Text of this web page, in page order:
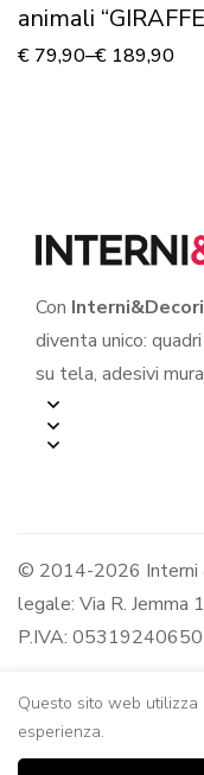
animali “GIRAFFE
NELLA SAVANA”
€ 79,90–€ 189,90
Con Interni&Decori
diventa unico:
su tela, adesivi
© 2014-2026 Interni
legale: Via R.
P.IVA:
Questo sito web
esperienza.